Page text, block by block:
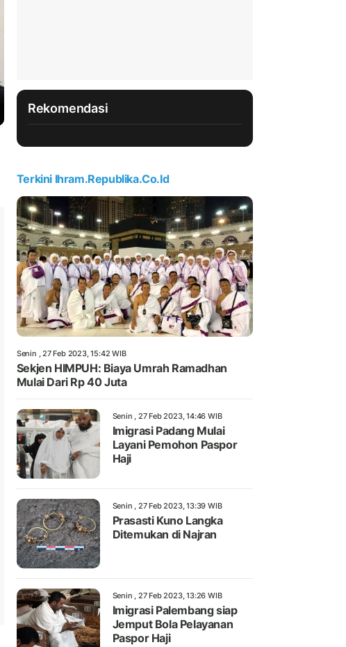
Rekomendasi
Terkini Ihram.republika.co.id
Senin , 27 Feb 2023, 15:42 WIB
Sekjen HIMPUH: Biaya Umrah Ramadhan
Mulai Dari Rp 40 Juta
Senin , 27 Feb 2023, 14:46 WIB
Imigrasi Padang Mulai
Layani Pemohon Paspor
Haji
Senin , 27 Feb 2023, 13:39 WIB
Prasasti Kuno Langka
Ditemukan di Najran
Senin , 27 Feb 2023, 13:26 WIB
Imigrasi Palembang siap
Jemput Bola Pelayanan
Paspor Haji